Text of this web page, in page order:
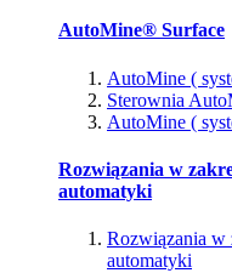
AutoMine® Surface
AutoMine (
Sterownia
AutoMine (
Rozwiązania w
automatyki
Rozwiązania w
automatyki